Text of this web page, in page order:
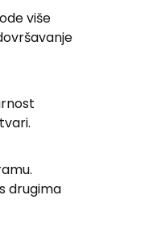
više
drugima